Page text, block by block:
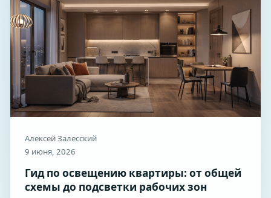
Алексей Залесский
9 июня, 2026
Гид по освещению квартиры: от общей
схемы до подсветки рабочих зон